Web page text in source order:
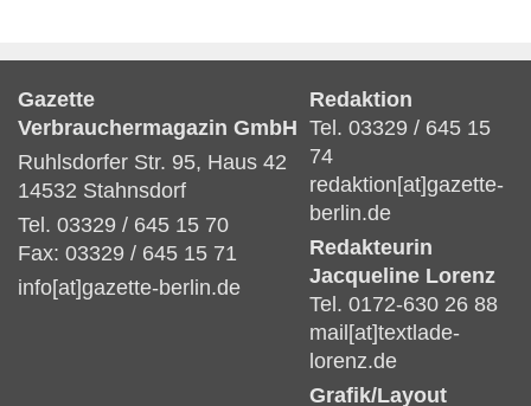
Gazette
Verbrauchermagazin GmbH
Ruhlsdorfer Str. 95, Haus 42
14532 Stahnsdorf
Tel. 03329 / 645 15 70
Fax: 03329 / 645 15 71
info[at]gazette-berlin.de
Redaktion
Tel. 03329 / 645 15
74
redaktion[at]gazette-
berlin.de
Redakteurin
Jacqueline Lorenz
Tel. 0172-630 26 88
mail[at]textlade-
lorenz.de
Grafik/Layout